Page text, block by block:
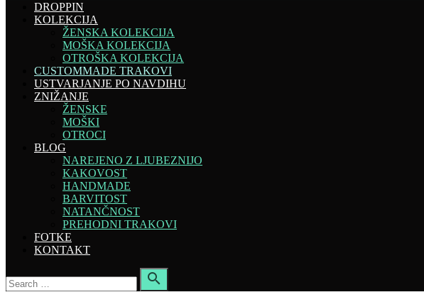
DROPPIN
KOLEKCIJA
ŽENSKA KOLEKCIJA
MOŠKA KOLEKCIJA
OTROŠKA KOLEKCIJA
CUSTOMMADE TRAKOVI
USTVARJANJE PO NAVDIHU
ZNIŽANJE
ŽENSKE
MOŠKI
OTROCI
BLOG
NAREJENO Z LJUBEZNIJO
KAKOVOST
HANDMADE
BARVITOST
NATANČNOST
PREHODNI TRAKOVI
FOTKE
KONTAKT
for:

Search